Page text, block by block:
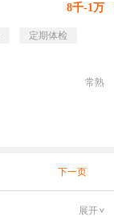
8千-1万
定期体检
常熟
下一页
展开